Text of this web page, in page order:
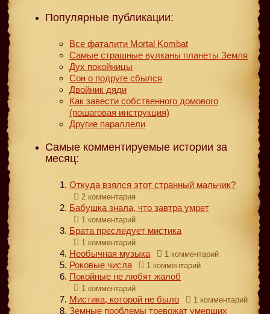
Популярные публикации:
Все фаталити Mortal Kombat
Самые страшные вулканы планеты Земля
Дух покойницы
Сон о подруге сбылся
Двойник дяди
Как завести собственного домового
(пошаговая инструкция)
Другие параллели
Самые комментируемые истории за
месяц:
Откуда взялся этот странный мальчик?
2 комментария
Бабушка знала, что завтра умрет
1 комментарий
Брата преследует мистика
1 комментарий
Необычная музыка 1 комментарий
Роковые числа 1 комментарий
Покойные не любят жалоб
1 комментарий
Мистика, которой не было 1 комментарий
Земные проблемы тревожат умерших